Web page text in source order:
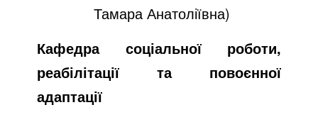
Тамара Анатоліївна)
Кафедра соціальної роботи,
реабілітації та повоєнної
адаптації